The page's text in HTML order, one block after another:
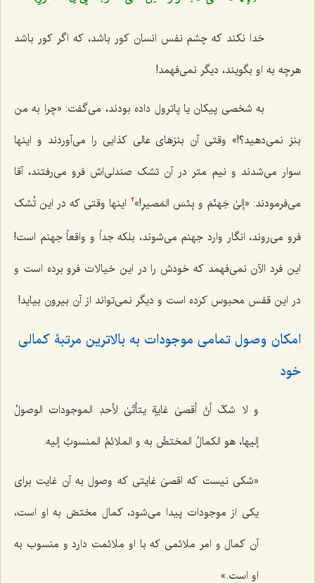
خدا نکند که چشم نفس انسان کور باشد، که اگر کور باشد
هرچه به او بگویند، دیگر نمی‌فهمد!
به شخصی پیکان یا پاترول داده بودند، می‌گفت: «چرا به من
بنز نمی‌دهید؟!» وقتی آن بنزهای عالی کذایی را می‌آوردند و اینها
سوار می‌شدند و نیم متر در آن تشک صندلی‌اش فرو می‌رفتند، آقا
می‌فرمودند: «إلیٰ جَهنّمَ و بِئسَ المَصیرِ!»
2
اینها وقتی که در این تُشک
فرو می‌روند، انگار وارد جهنم می‌شوند، بلکه جداً و واقعاً جهنم است!
این فرد الآن نمی‌فهمد که خودش را در این خیالات فرو برده است و
در این قفس محبوس کرده است و دیگر نمی‌تواند از آن بیرون بیاید!
امکان وصول تمامی موجودات به بالاترین مرتبۀ کمالی
خود
و لا شکّ أنَّ أقصیٰ غایةٍ یتأتّیٰ لأحدِ الموجودات الوصولُ
إلیها، هو الکمالُ المختصُّ به و الملائمُ المنسوبُ إلیه.
«شکی نیست که اقصیٰ غایتی که وصول به آن غایت برای
یکی از موجودات پیدا می‌شود، کمال مختصّ به او است،
آن کمال و امر ملائمی که با او ملائمت دارد و منسوب به
او است.»